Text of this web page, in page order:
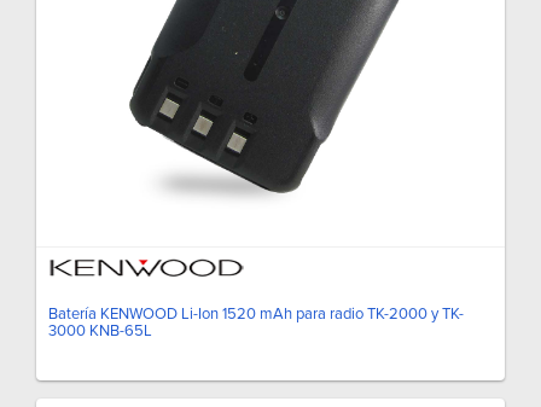
Batería KENWOOD Li-Ion 1520 mAh para radio TK-2000 y TK-
3000 KNB-65L